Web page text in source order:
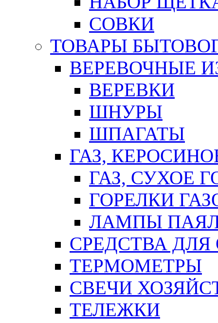
СОВКИ
ТОВАРЫ
ВЕРЕВОЧНЫЕ
ВЕРЕВКИ
ШНУРЫ
ШПАГАТЫ
ГАЗ,
ГАЗ, СУХОЕ
ГОРЕЛКИ
ЛАМПЫ
СРЕДСТВА
ТЕРМОМЕТРЫ
СВЕЧИ
ТЕЛЕЖКИ